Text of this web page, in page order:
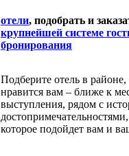
отели, подобрать и
крупнейшей системе
бронирования
Подберите отель в
нравится вам – ближе к
выступления, рядом с
которое подойдет вам и